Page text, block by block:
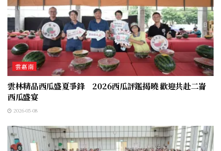
雲嘉南
雲林精品西瓜盛夏爭鋒 2026西瓜評鑑揭曉 歡迎共赴二崙
西瓜盛宴
2026-05-08